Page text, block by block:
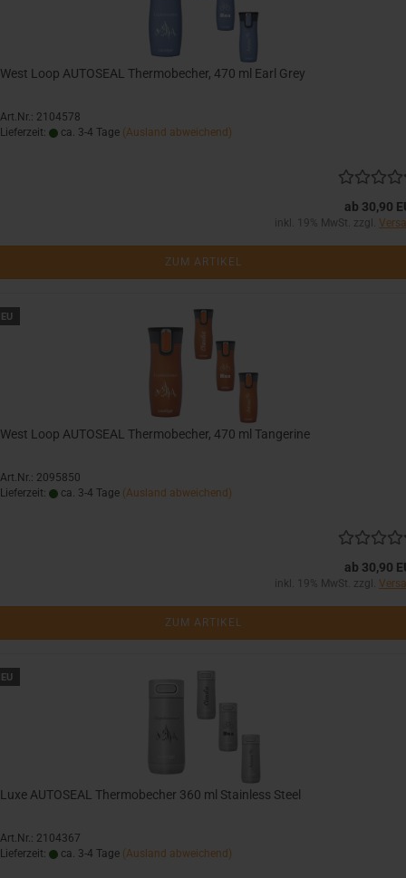
West Loop AUTOSEAL Thermobecher, 470 ml Earl Grey
Art.Nr.: 2104578
Lieferzeit:
ca. 3-4 Tage (Ausland abweichend)
ab 30,90
inkl. 19% MwSt. zzgl.
ZUM ARTIKEL
West Loop AUTOSEAL Thermobecher, 470 ml Tangerine
Art.Nr.: 2095850
Lieferzeit:
ca. 3-4 Tage (Ausland abweichend)
ab 30,90
inkl. 19% MwSt. zzgl.
ZUM ARTIKEL
Luxe AUTOSEAL Thermobecher 360 ml Stainless Steel
Art.Nr.: 2104367
Lieferzeit:
ca. 3-4 Tage (Ausland abweichend)